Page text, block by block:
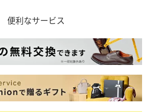
便利なサービス